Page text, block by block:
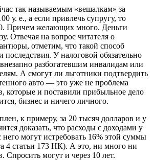
так называемым «вешалкам» за
у. е., а если привлечь супругу, то
Причем желающих много. Деньги
Отвечая на вопрос читателя о
отметим, что такой способ
последствия. У налоговой обязательно
разбогатевшим инвалидам или
А смогут ли льготники подтвердить
авто — это уже не проблема
которые и поставили прибыльное дело
бизнес и ничего личного.
к примеру, за 20 тысяч долларов и у
доказать, что расходы с доходами у
него могут истребовать 16% этой суммы
4 статьи 173 НК). А это, ни много ни
Спросить могут и через 10 лет.